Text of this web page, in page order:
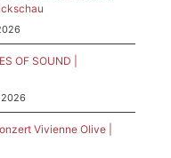
OF SOUND |
Vivienne Olive |